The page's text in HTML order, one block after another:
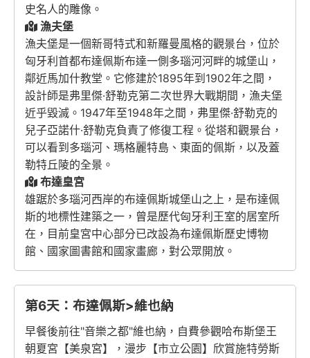
史名人的雕像。
漁夫堡
漁夫堡是一個新哥特式和新羅曼風格的觀景台，位於
匈牙利首都布達佩斯布達一側多瑙河河畔的城堡山，
鄰近馬加什教堂。它修建於1895年到1902年之間，
設計師是弗里傑·舒勒克第二次世界大戰期間，漁夫堡
近乎毀滅。1947年至1948年之間，弗里傑·舒勒克的
兒子亞諾什·舒勒克負責了修復工程。從塔和觀景台，
可以看到多瑙河、瑪格麗特島、東面的佩斯，以及蓋
勒特丘陵的全景。
布達皇宮
雄踞於多瑙河西岸的布達佩斯城堡山之上，是布達佩
斯的地標性建築之一，曾是歷代匈牙利王室的居室所
在，目前皇宮中心部分已改設為布達佩斯歷史博物
館、國家圖書館和國家畫廊，對公眾開放。
第6天：布達佩斯>維也納
早餐後前往"音樂之都"維也納，自費參觀哈布斯堡王
朝夏宮【美泉宮】，漫步【市立公園】欣賞施特勞斯